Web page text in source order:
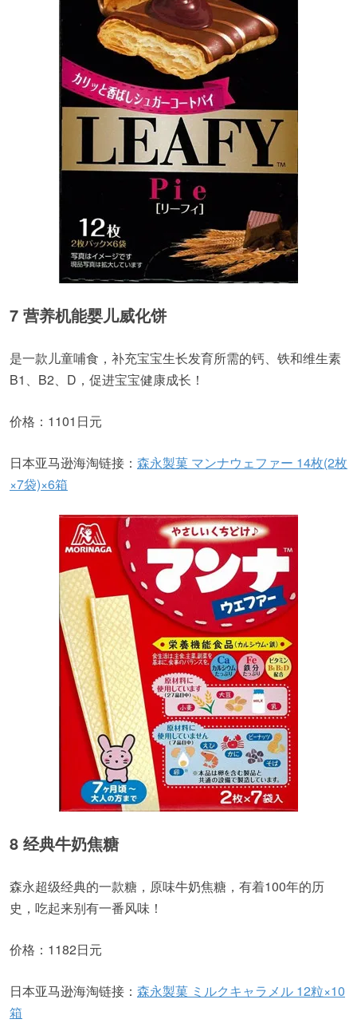
7 营养机能婴儿威化饼
是一款儿童哺食，补充宝宝生长发育所需的钙、铁和维生素
B1、B2、D，促进宝宝健康成长！
价格：1101日元
日本亚马逊海淘链接： 森永製菓 マンナウェファー 14枚(2枚
×7袋)×6箱
8 经典牛奶焦糖
森永超级经典的一款糖，原味牛奶焦糖，有着100年的历
史，吃起来别有一番风味！
价格：1182日元
日本亚马逊海淘链接： 森永製菓 ミルクキャラメル 12粒×10
箱